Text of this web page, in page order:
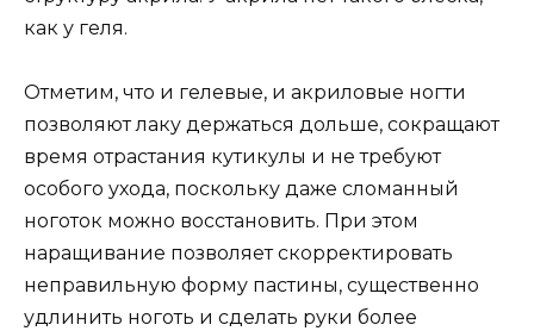
как у геля.
Отметим, что и гелевые, и акриловые ногти
позволяют лаку держаться дольше, сокращают
время отрастания кутикулы и не требуют
особого ухода, поскольку даже сломанный
ноготок можно восстановить. При этом
наращивание позволяет скорректировать
неправильную форму пастины, существенно
удлинить ноготь и сделать руки более